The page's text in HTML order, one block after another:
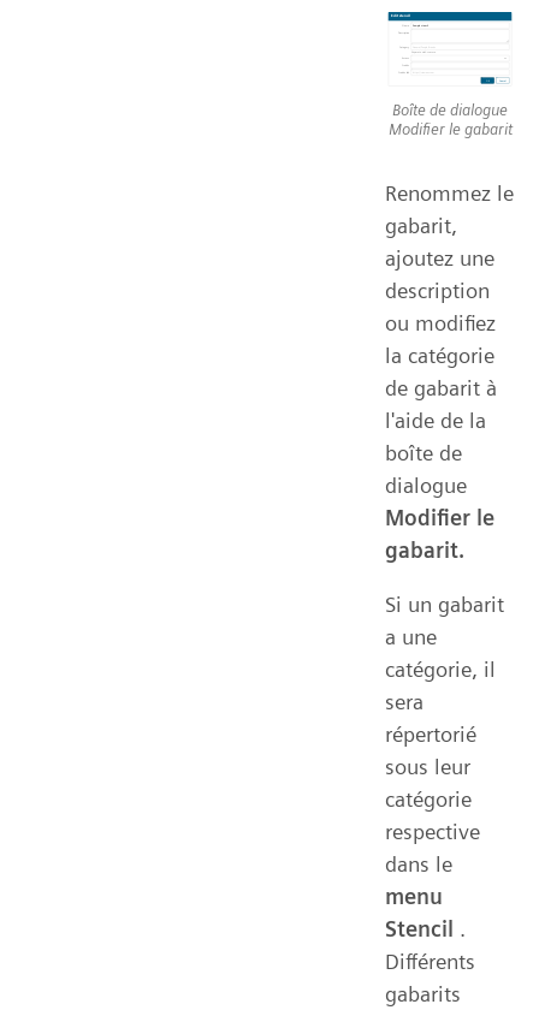
Boîte de dialogue
Modifier le gabarit
Renommez le
gabarit,
ajoutez une
description
ou modifiez
la catégorie
de gabarit à
l'aide de la
boîte de
dialogue
Modifier le
gabarit.
Si un gabarit
a une
catégorie, il
sera
répertorié
sous leur
catégorie
respective
dans le
menu
Stencil .
Différents
gabarits